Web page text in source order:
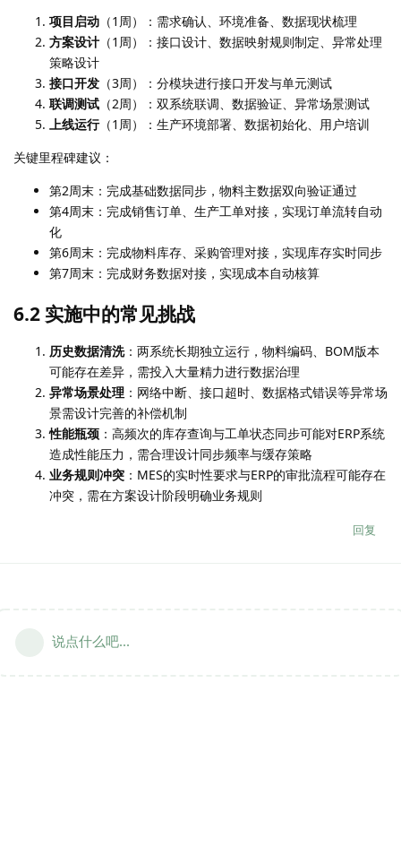
项目启动 （1周）：需求确认、环境准备、数据现状梳理
方案设计 （1周）：接口设计、数据映射规则制定、异常处理
策略设计
接口开发 （3周）：分模块进行接口开发与单元测试
联调测试 （2周）：双系统联调、数据验证、异常场景测试
上线运行（1周）：生产环境部署、数据初始化、用户培训
关键里程碑建议：
第2周末：完成基础数据同步，物料主数据双向验证通过
第4周末：完成销售订单、生产工单对接，实现订单流转自动
化
第6周末：完成物料库存、采购管理对接，实现库存实时同步
第7周末：完成财务数据对接，实现成本自动核算
6.2 实施中的常见挑战
历史数据清洗：两系统长期独立运行，物料编码、BOM版本
可能存在差异，需投入大量精力进行数据治理
异常场景处理 ：网络中断、接口超时、数据格式错误等异常场
景需设计完善的补偿机制
性能瓶颈 ：高频次的库存查询与工单状态同步可能对ERP系统
造成性能压力，需合理设计同步频率与缓存策略
业务规则冲突 ：MES的实时性要求与ERP的审批流程可能存在
冲突，需在方案设计阶段明确业务规则
回复
说点什么吧...